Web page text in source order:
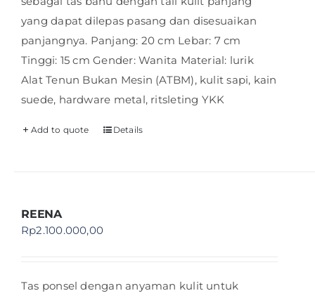
yang dapat dilepas pasang dan disesuaikan
panjangnya. Panjang: 20 cm Lebar: 7 cm
Tinggi: 15 cm Gender: Wanita Material: lurik
Alat Tenun Bukan Mesin (ATBM), kulit sapi, kain
suede, hardware metal, ritsleting YKK
Add to quote Details
REENA
Rp2.100.000,00
Tas ponsel dengan anyaman kulit untuk